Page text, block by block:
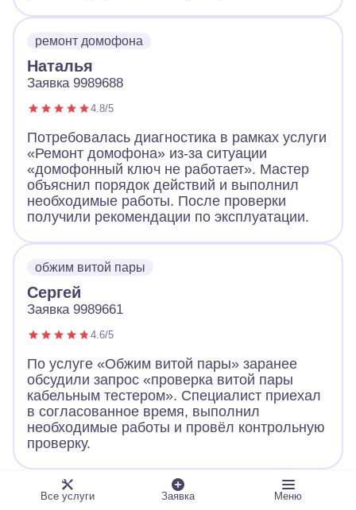
ремонт домофона
Наталья
Заявка 9989688
4.8/5
Потребовалась диагностика в рамках услуги
«Ремонт домофона» из-за ситуации
«домофонный ключ не работает». Мастер
объяснил порядок действий и выполнил
необходимые работы. После проверки
получили рекомендации по эксплуатации.
обжим витой пары
Сергей
Заявка 9989661
4.6/5
По услуге «Обжим витой пары» заранее
обсудили запрос «проверка витой пары
кабельным тестером». Специалист приехал
в согласованное время, выполнил
необходимые работы и провёл контрольную
проверку.
ландшафтное освещение
Все услуги Заявка Меню